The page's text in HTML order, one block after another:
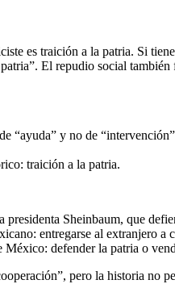
es traición a la patria. Si
El repudio social
“ayuda” y no de
traición a la patria.
Sheinbaum, que
entregarse al extranjero
México: defender la patria o
pero la historia no